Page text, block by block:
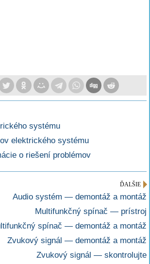
systému
elektrického systému
o riešení problémov
ĎALŠIE
Audio systém — demontáž a montáž
Multifunkčný spínač — prístroj
spínač — demontáž a montáž
Zvukový signál — demontáž a montáž
Zvukový signál — skontrolujte